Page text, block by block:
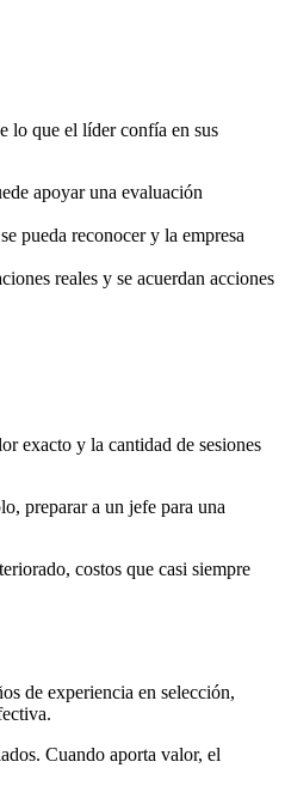
lo que el líder confía en sus
apoyar una evaluación
pueda reconocer y la empresa
reales y se acuerdan acciones
exacto y la cantidad de sesiones
preparar a un jefe para una
costos que casi siempre
de experiencia en selección,
Cuando aporta valor, el